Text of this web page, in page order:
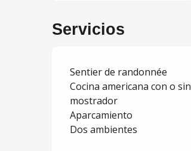
Servicios
Sentier de randonnée
Cocina americana con o sin
mostrador
Aparcamiento
Dos ambientes